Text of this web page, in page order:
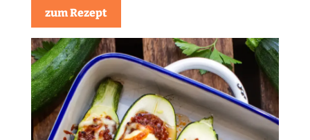
zum Rezept